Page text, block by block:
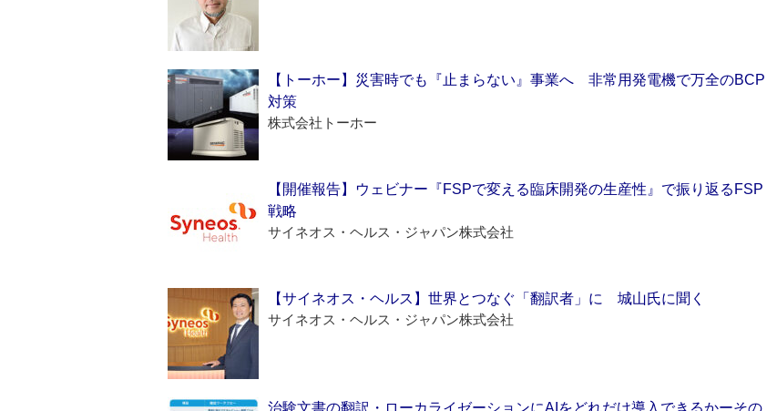
【トーホー】災害時でも『止まらない』事業へ 非常用発電機で万全のBCP
対策
株式会社トーホー
【開催報告】ウェビナー『FSPで変える臨床開発の生産性』で振り返るFSP
戦略
サイネオス・ヘルス・ジャパン株式会社
【サイネオス・ヘルス】世界とつなぐ「翻訳者」に 城山氏に聞く
サイネオス・ヘルス・ジャパン株式会社
治験文書の翻訳・ローカライゼーションにAIをどれだけ導入できるかーその